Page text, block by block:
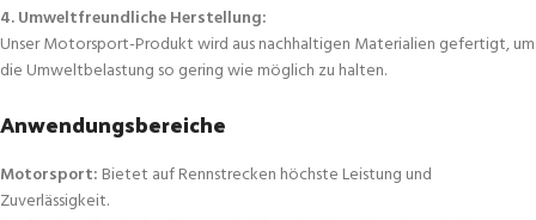
4. Umweltfreundliche Herstellung:
Unser Motorsport-Produkt wird aus nachhaltigen Materialien gefertigt, um
die Umweltbelastung so gering wie möglich zu halten.
Anwendungsbereiche
Motorsport: Bietet auf Rennstrecken höchste Leistung und
Zuverlässigkeit.